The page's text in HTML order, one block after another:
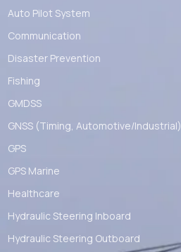
Auto Pilot System
Communication
Disaster Prevention
Fishing
GMDSS
GNSS (Timing, Automotive/Industrial)
GPS
GPS Marine
Healthcare
Hydraulic Steering Inboard
Hydraulic Steering Outboard